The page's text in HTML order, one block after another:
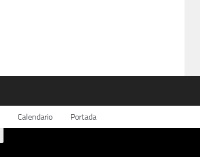
Calendario Portada